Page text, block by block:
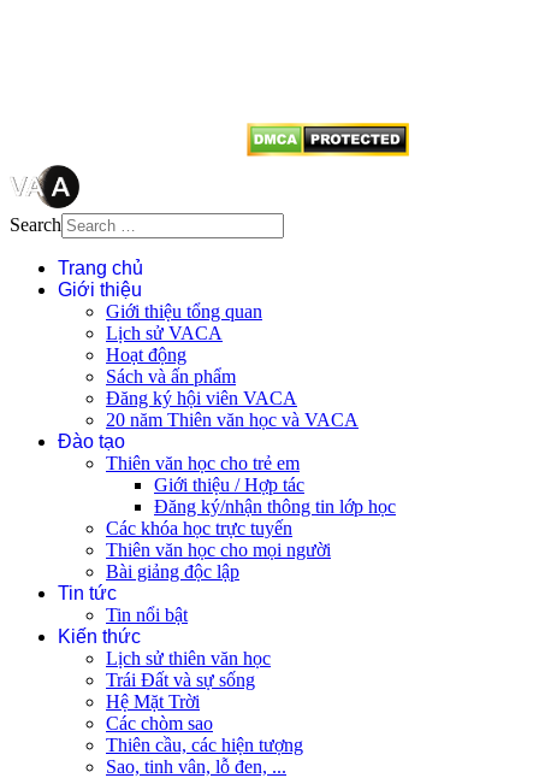
Search
Trang chủ
Giới thiệu
Giới thiệu tổng quan
Lịch sử VACA
Hoạt động
Sách và ấn phẩm
Đăng ký hội viên VACA
20 năm Thiên văn học và VACA
Đào tạo
Thiên văn học cho trẻ em
Giới thiệu / Hợp tác
Đăng ký/nhận thông tin lớp học
Các khóa học trực tuyến
Thiên văn học cho mọi người
Bài giảng độc lập
Tin tức
Tin nổi bật
Kiến thức
Lịch sử thiên văn học
Trái Đất và sự sống
Hệ Mặt Trời
Các chòm sao
Thiên cầu, các hiện tượng
Sao, tinh vân, lỗ đen, ...